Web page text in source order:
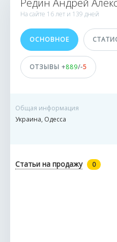
36885 заказов
0 сделок
Редин Андрей
На сайте 16 лет и 139 дней
ОСНОВНОЕ
ОТЗЫВЫ +889/-5
Общая информация
Украина, Одесса
Статьи на продажу 0